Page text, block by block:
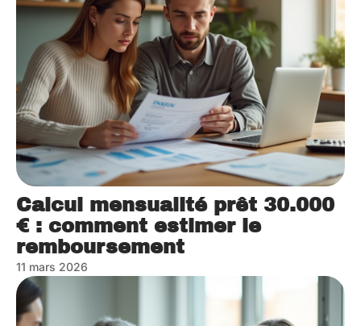
Calcul mensualité prêt 30.000
€ : comment estimer le
remboursement
11 mars 2026